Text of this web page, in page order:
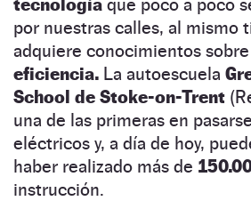
por nuestras calles, al mismo
adquiere conocimientos sobre
eficiencia. La autoescuela
School de Stoke-on-Trent
una de las primeras en
eléctricos y, a día de hoy,
haber realizado más de
instrucción.